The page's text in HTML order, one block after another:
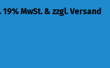
MwSt. & zzgl. Versand